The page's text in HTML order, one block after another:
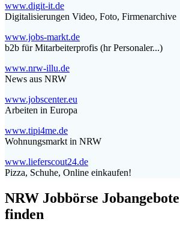
www.digit-it.de
Digitalisierungen Video, Foto, Firmenarchive
www.jobs-markt.de
b2b für Mitarbeiterprofis (hr Personaler...)
www.nrw-illu.de
News aus NRW
www.jobscenter.eu
Arbeiten in Europa
www.tipi4me.de
Wohnungsmarkt in NRW
www.lieferscout24.de
Pizza, Schuhe, Online einkaufen!
NRW Jobbörse
finden